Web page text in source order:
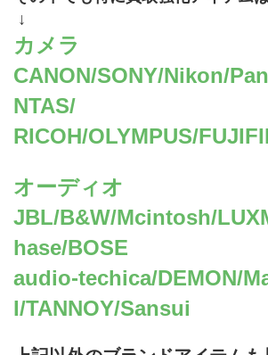
↓
カメラ
CANON/SONY/Nikon/
NTAS/
RICOH/OLYMPUS/
オーディオ
JBL/B&W/Mcintosh/
hase/BOSE
audio-techica/DEMON/
I/TANNOY/Sansui